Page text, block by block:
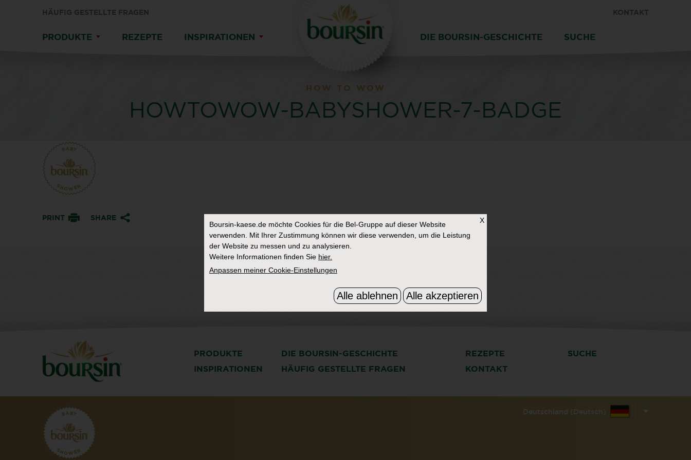
HÄUFIG GESTELLTE FRAGEN KONTAKT
PRODUKTE REZEPTE INSPIRATIONEN DIE BOURSIN-GESCHICHTE SUCHE
HOW TO WOW
HOWTOWOW-BABYSHOWER-7-BADGE
PRINT SHARE
PRODUKTE DIE BOURSIN-GESCHICHTE REZEPTE
SUCHE
INSPIRATIONEN
HÄUFIG GESTELLTE FRAGEN KONTAKT
Deutschland (Deutsch)
X
Boursin-kaese.de möchte Cookies für die Bel-Gruppe auf dieser Website
verwenden. Mit Ihrer Zustimmung können wir diese verwenden, um die Leistung
der Website zu messen und zu analysieren.
Weitere Informationen finden Sie hier.
Anpassen meiner Cookie-Einstellungen
Alle ablehnen Alle akzeptieren